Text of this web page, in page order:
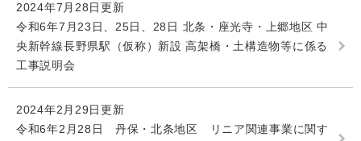
2024年7月28日更新
令和6年7月23日、25日、28日 北条・座光寺・上郷地区 中
央新幹線長野県駅（仮称）新設 高架橋・土構造物等に係る
工事説明会
2024年2月29日更新
令和6年2月28日 丹保・北条地区 リニア関連事業に関す